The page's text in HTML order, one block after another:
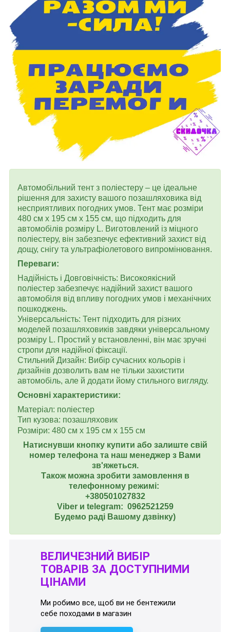
Автомобільний тент з поліестеру – це ідеальне
рішення для захисту вашого позашляховика від
несприятливих погодних умов. Тент має розміри
480 см х 195 см х 155 см, що підходить для
автомобілів розміру L. Виготовлений із міцного
поліестеру, він забезпечує ефективний захист від
дощу, снігу та ультрафіолетового випромінювання.
Переваги:
Надійність і Довговічність: Високоякісний
поліестер забезпечує надійний захист вашого
автомобіля від впливу погодних умов і механічних
пошкоджень.
Універсальність: Тент підходить для різних
моделей позашляховиків завдяки універсальному
розміру L. Простий у встановленні, він має зручні
стропи для надійної фіксації.
Стильний Дизайн: Вибір сучасних кольорів і
дизайнів дозволить вам не тільки захистити
автомобіль, але й додати йому стильного вигляду.
Основні характеристики:
Матеріал: поліестер
Тип кузова: позашляховик
Розміри: 480 см х 195 см х 155 см
Натиснувши кнопку купити або залиште свій
номер телефона та наш менеджер з Вами
зв'яжеться.
Також можна зробити замовлення в
телефонному режимі:
+380501027832
Viber и telegram: 0962521259
Будемо раді Вашому дзвінку)
ВЕЛИЧЕЗНИЙ ВИБІР
ТОВАРІВ ЗА ДОСТУПНИМИ
ЦІНАМИ
Ми робимо все, щоб ви не бентежили
себе походами в магазин